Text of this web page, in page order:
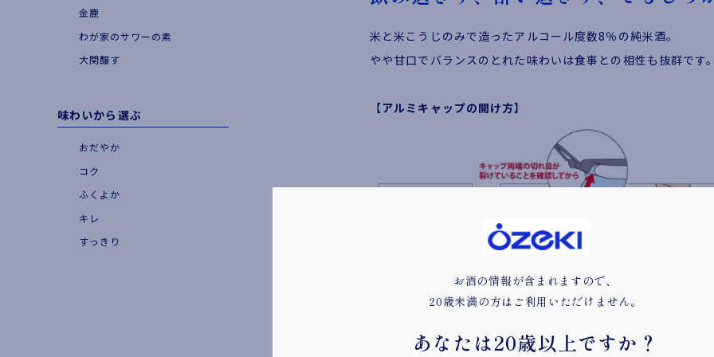
金鹿
わが家のサワーの素
大関醸す
味わいから選ぶ
おだやか
コク
ふくよか
キレ
すっきり
米と米こうじのみで造ったアルコール度数8％の純米酒。
やや甘口でバランスのとれた味わいは食事との相性も抜群です
【アルミキャップの開け方】
お酒の情報が含まれますので、
20歳未満の方はご利用いただけません。
あなたは20歳以上ですか？